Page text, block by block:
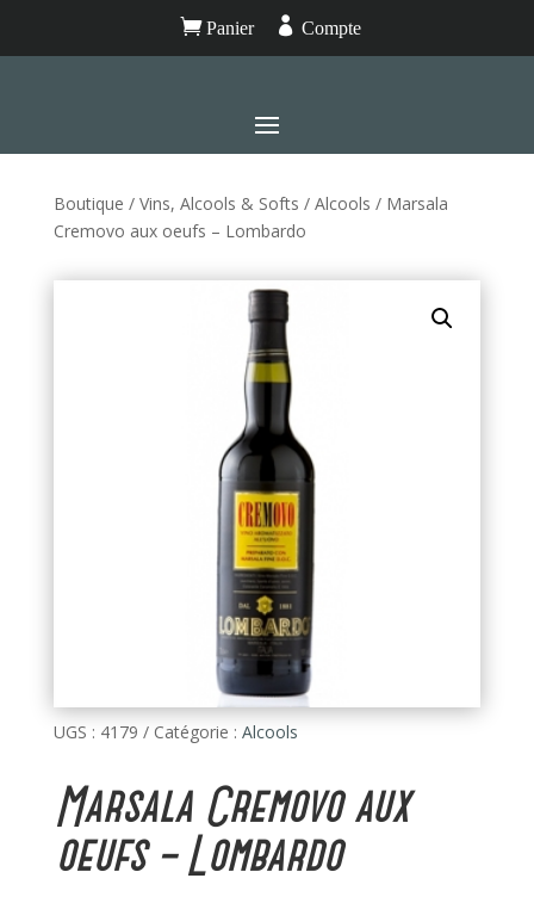
Panier  Compte
Boutique / Vins, Alcools & Softs / Alcools / Marsala
Cremovo aux oeufs – Lombardo
UGS : 4179 Catégorie : Alcools
Marsala Cremovo aux
oeufs – Lombardo